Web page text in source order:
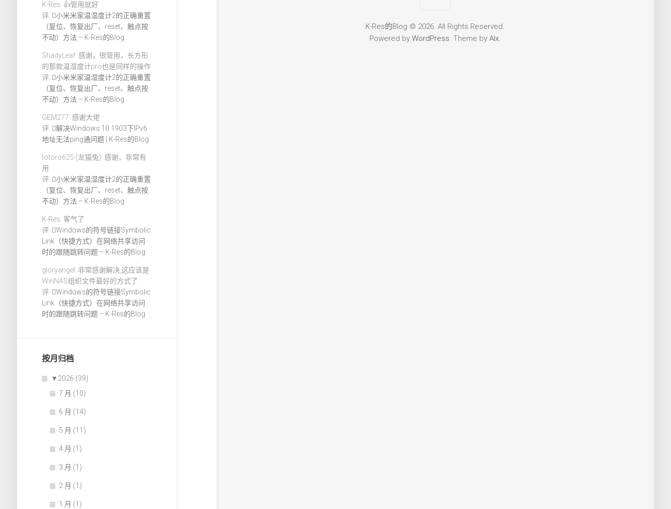
K-Res: 👍管用就好
评:
小米米家温湿度计2的正确重置
（复位、恢复出厂、reset、触点按
不动）方法 – K-Res的Blog
ShadyLeaf: 感谢，很管用，长方形
的那款温湿度计pro也是同样的操作
评:
小米米家温湿度计2的正确重置
（复位、恢复出厂、reset、触点按
不动）方法 – K-Res的Blog
GEM277: 感谢大佬
评:
解决Windows 10 1903下IPv6
地址无法ping通问题 | K-Res的Blog
totoro625 (龙猫兔): 感谢，非常有
用
评:
小米米家温湿度计2的正确重置
（复位、恢复出厂、reset、触点按
不动）方法 – K-Res的Blog
K-Res: 客气了
评:
Windows的符号链接Symbolic
Link（快捷方式）在网络共享访问
时的跟随跳转问题 – K-Res的Blog
gloryangel: 非常感谢解决,这应该是
WinNAS组织文件最好的方式了.
评:
Windows的符号链接Symbolic
Link（快捷方式）在网络共享访问
时的跟随跳转问题 – K-Res的Blog
按月归档
▼ 2026 (39)
7 月 (10)
6 月 (14)
5 月 (11)
4 月 (1)
3 月 (1)
2 月 (1)
1 月 (1)
K-Res的Blog © 2026. All Rights Reserved.
Powered byWordPress . Theme byAlx